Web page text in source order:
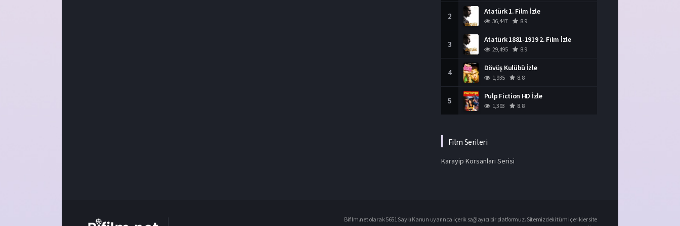
2 Atatürk 1. Film İzle
36,447 8.9
3 Atatürk 1881-1919 2. Film İzle
29,495 8.9
4 Dövüş Kulübü İzle
1,935 8.8
5 Pulp Fiction HD İzle
1,393 8.8
Film Serileri
Karayip Korsanları Serisi
Bifilm.net olarak 5651 Sayılı Kanun uyarınca içerik sağlayıcı bir platformuz. Sitemizdeki tüm içerikler site